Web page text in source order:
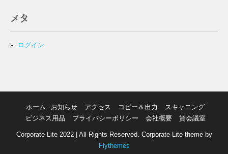
メタ
ログイン
ホーム お知らせ アクセス コピー＆出力
スキャニング
ビジネス用品
プライバシーポリシー 会社概要 貸会議室
Corporate Lite 2022 | All Rights Reserved. Corporate Lite theme by
Flythemes